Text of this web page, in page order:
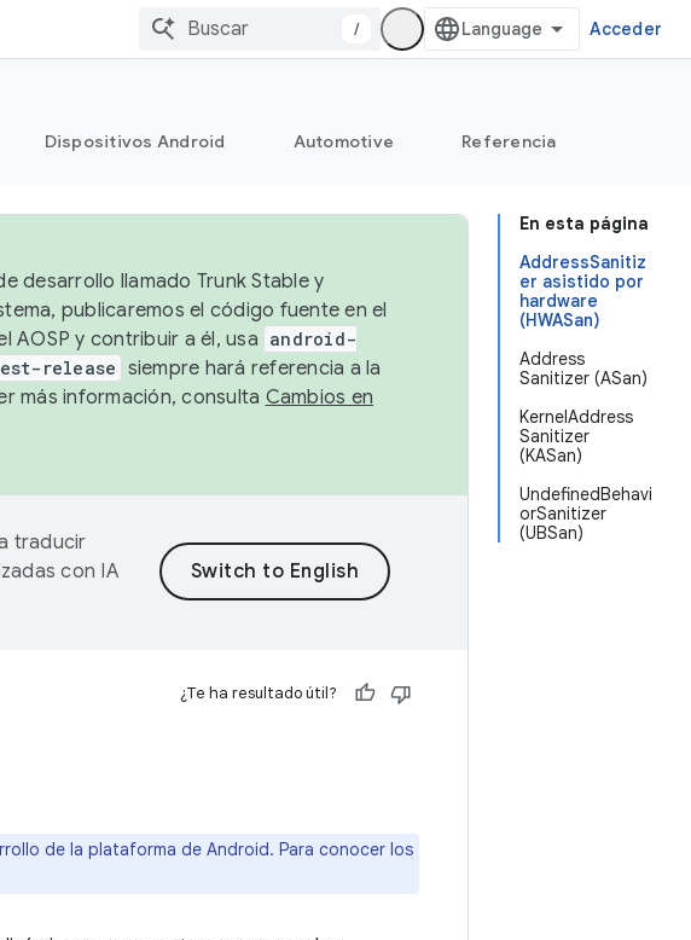
/ Acceder
Dispositivos Android Automotive Referencia
En esta página
AddressSanitiz
er asistido por
hardware
(HWASan)
Address
Sanitizer (ASan)
KernelAddress
Sanitizer
(KASan)
UndefinedBehavi
orSanitizer
(UBSan)
desarrollo llamado Trunk Stable y
publicaremos el código fuente en el
AOSP y contribuir a él, usa android-
release siempre hará referencia a la
más información, consulta Cambios en
traducir
con IA
¿Te ha resultado útil?
de la plataforma de Android. Para conocer los